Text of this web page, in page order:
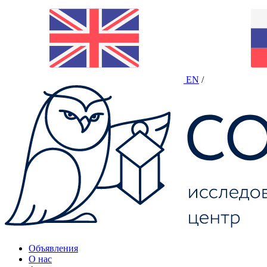
EN /
Объявления
О нас